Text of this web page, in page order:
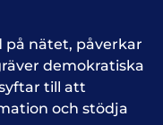
på nätet, påverkar
demokratiska
till att
och stödja